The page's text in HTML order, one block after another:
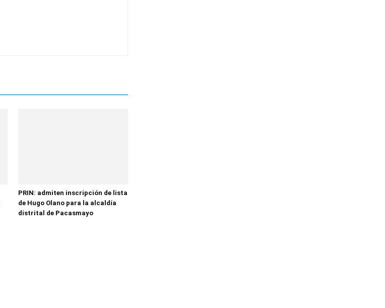
PRIN: admiten inscripción de lista
de Hugo Olano para la alcaldía
distrital de Pacasmayo